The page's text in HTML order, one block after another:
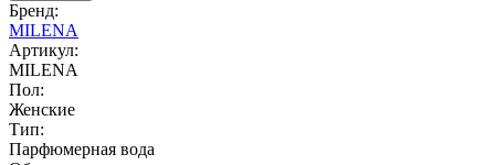
Бренд:
MILENA
Артикул:
MILENA
Пол:
Женские
Тип:
Парфюмерная вода